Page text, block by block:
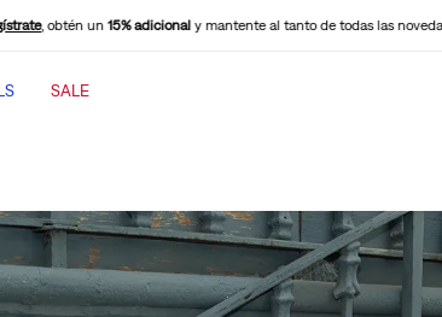
, obtén un15% adicional y mantente al tanto de todas las
SALE
2.
jeans mujer 501
3
jeans hombre
4.
cinch baggy jeans